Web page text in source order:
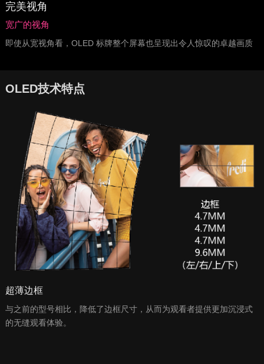
完美视角
宽广的视角
即使从宽视角看，OLED 标牌整个屏幕也呈现出令人惊叹的卓越画质
OLED技术特点
超薄边框
与之前的型号相比，降低了边框尺寸，从而为观看者提供更加沉浸式
的无缝观看体验。